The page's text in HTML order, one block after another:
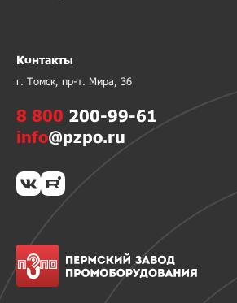
Контакты
г. Томск, пр-т. Мира, 36
8 800 200-99-61
info@pzpo.ru